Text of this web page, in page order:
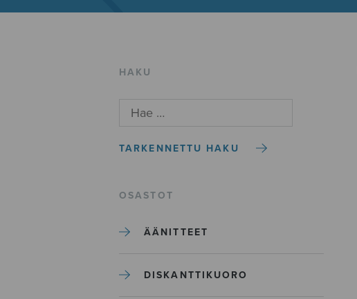
HAKU
TARKENNETTU HAKU
OSASTOT
ÄÄNITTEET
DISKANTTIKUORO